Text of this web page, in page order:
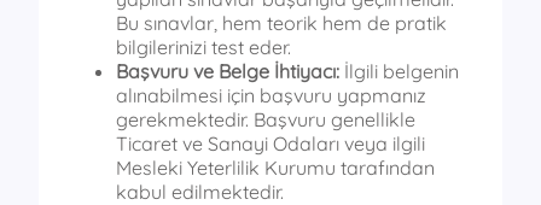
Bu sınavlar, hem teorik hem de pratik
bilgilerinizi test eder.
Başvuru ve Belge İhtiyacı: İlgili belgenin
alınabilmesi için başvuru yapmanız
gerekmektedir. Başvuru genellikle
Ticaret ve Sanayi Odaları veya ilgili
Mesleki Yeterlilik Kurumu tarafından
kabul edilmektedir.